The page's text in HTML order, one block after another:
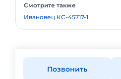
Смотрите также
Ивановец КС-45717-1
Позвонить